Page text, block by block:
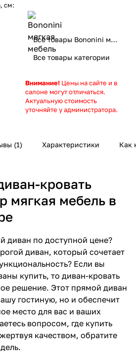
см:
Все товары Bononini мягкая мебель
Все товары категории
Внимание! Цены на сайте и в
салоне могут отличаться.
Актуальную стоимость
уточняйте у администратора.
1 Характеристики Как
кровать
мягкая мебель в
диван по доступной цене?
диван, который сочетает
Если вы
купить, то диван-кровать
решение. Этот прямой диван
гостиную, но и обеспечит
место для вас и ваших
вопросом, где купить
качеством, обратите